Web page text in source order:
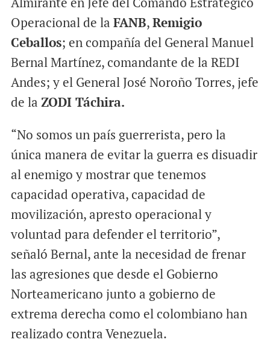
Operacional de la FANB,Remigio
Ceballos; en compañía del General Manuel
Bernal Martínez, comandante de la REDI
Andes; y el General José Noroño Torres, jefe
de la ZODI Táchira.
“No somos un país guerrerista, pero la
única manera de evitar la guerra es disuadir
al enemigo y mostrar que tenemos
capacidad operativa, capacidad de
movilización, apresto operacional y
voluntad para defender el territorio”,
señaló Bernal, ante la necesidad de frenar
las agresiones que desde el Gobierno
Norteamericano junto a gobierno de
extrema derecha como el colombiano han
realizado contra Venezuela.